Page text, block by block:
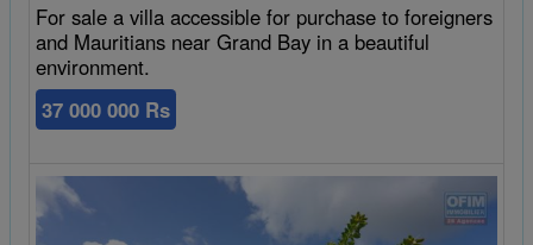
For sale a villa accessible for purchase to foreigners
and Mauritians near Grand Bay in a beautiful
environment.
37 000 000 Rs